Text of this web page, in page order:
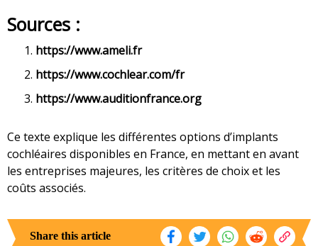
Sources :
https://www.ameli.fr
https://www.cochlear.com/fr
https://www.auditionfrance.org
Ce texte explique les différentes options d’implants
cochléaires disponibles en France, en mettant en avant
les entreprises majeures, les critères de choix et les
coûts associés.
Share this article